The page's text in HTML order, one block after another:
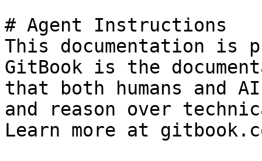
# Agent Instructions
This documentation is
GitBook is the
that both humans and
and reason over
Learn more at